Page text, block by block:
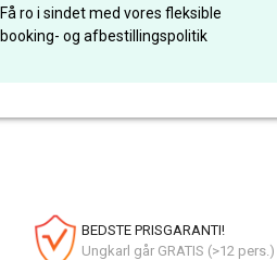
Få ro i sindet med vores fleksible
booking- og afbestillingspolitik
BEDSTE PRISGARANTI!
Ungkarl går GRATIS (>12 pers.)